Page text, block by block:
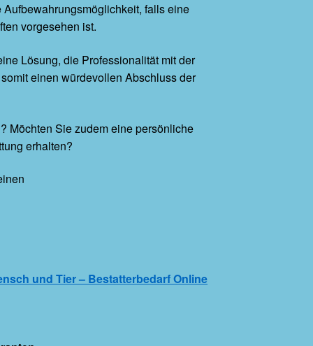
falls eine
vorgesehen ist.
Lösung, die Professionalität mit der
einen würdevollen Abschluss der
Möchten Sie zudem eine persönliche
erhalten?
und Tier – Bestatterbedarf Online